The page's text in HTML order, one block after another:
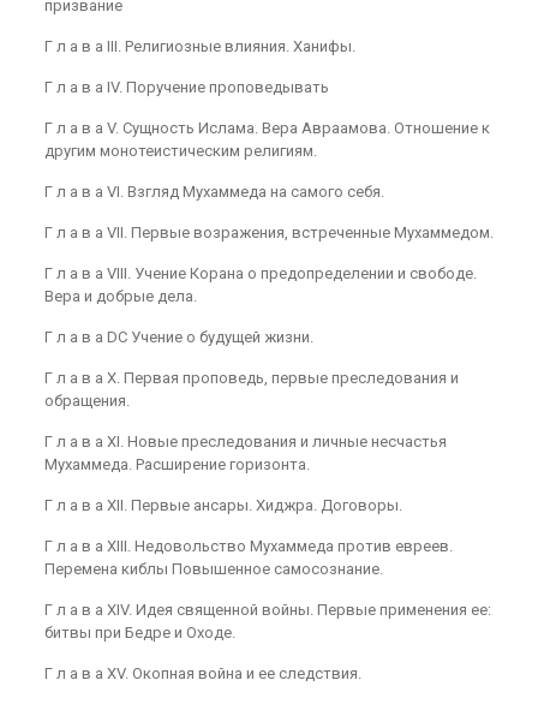
призвание
Г л а в а III. Религиозные влияния. Ханифы.
Г л а в а IV. Поручение проповедывать
Г л а в а V. Сущность Ислама. Вера Авраамова. Отношение к
другим монотеистическим религиям.
Г л а в а VI. Взгляд Мухаммеда на самого себя.
Г л а в а VII. Первые возражения, встреченные Мухаммедом.
Г л а в а VIII. Учение Корана о предопределении и свободе.
Вера и добрые дела.
Г л а в a DC Учение о будущей жизни.
Г л а в а Х. Первая проповедь, первые преследования и
обращения.
Г л а в а XI. Новые преследования и личные несчастья
Мухаммеда. Расширение горизонта.
Г л а в а XII. Первые ансары. Хиджра. Договоры.
Г л а в а XIII. Недовольство Мухаммеда против ев­реев.
Перемена киблы Повышенное самосознание.
Г л а в а XIV. Идея священной войны. Первые при­менения ее:
битвы при Бедре и Оходе.
Г л а в а XV. Окопная война и ее следствия.